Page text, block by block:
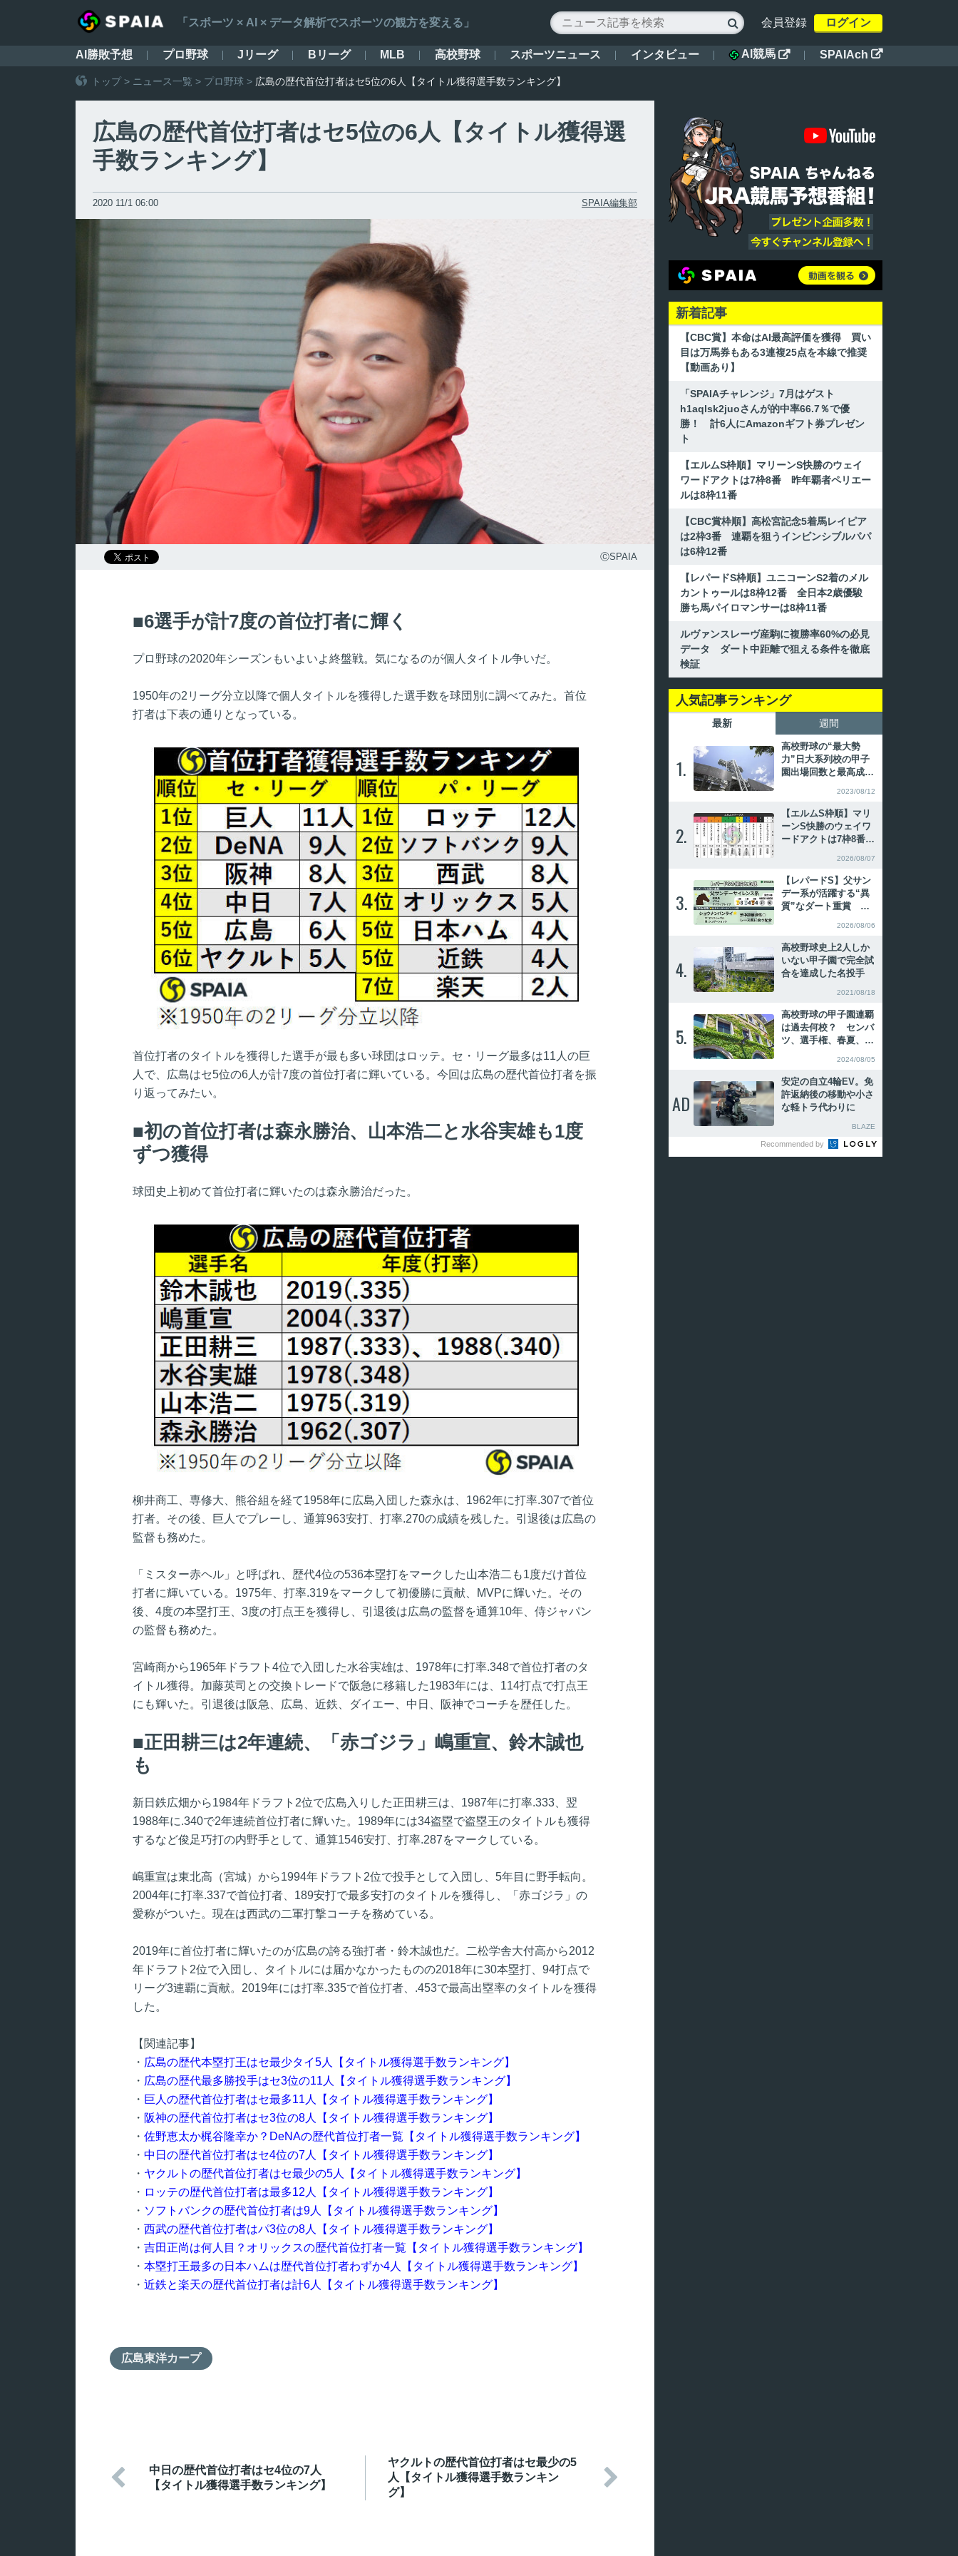
「スポーツ × AI × データ解析でスポーツの観方を変える」  会員登録 ログイン
AI勝敗予想 プロ野球 Jリーグ Bリーグ MLB 高校野球 スポーツニュース インタビュー AI競馬  SPAIAch 
トップ> ニュース一覧 > プロ野球 > 広島の歴代首位打者はセ5位の6人【タイトル獲得選手数ランキング】
広島の歴代首位打者はセ5位の6人【タイトル獲得選
手数ランキング】
2020 11/1 06:00 SPAIA編集部
ⒸSPAIA
6選手が計7度の首位打者に輝く
プロ野球の2020年シーズンもいよいよ終盤戦。気になるのが個人タイトル争いだ。
1950年の2リーグ分立以降で個人タイトルを獲得した選手数を球団別に調べてみた。首位
打者は下表の通りとなっている。
首位打者のタイトルを獲得した選手が最も多い球団はロッテ。セ・リーグ最多は11人の巨
人で、広島はセ5位の6人が計7度の首位打者に輝いている。今回は広島の歴代首位打者を振
り返ってみたい。
初の首位打者は森永勝治、山本浩二と水谷実雄も1度
ずつ獲得
球団史上初めて首位打者に輝いたのは森永勝治だった。
柳井商工、専修大、熊谷組を経て1958年に広島入団した森永は、1962年に打率.307で首位
打者。その後、巨人でプレーし、通算963安打、打率.270の成績を残した。引退後は広島の
監督も務めた。
「ミスター赤ヘル」と呼ばれ、歴代4位の536本塁打をマークした山本浩二も1度だけ首位
打者に輝いている。1975年、打率.319をマークして初優勝に貢献、MVPに輝いた。その
後、4度の本塁打王、3度の打点王を獲得し、引退後は広島の監督を通算10年、侍ジャパン
の監督も務めた。
宮崎商から1965年ドラフト4位で入団した水谷実雄は、1978年に打率.348で首位打者のタ
イトル獲得。加藤英司との交換トレードで阪急に移籍した1983年には、114打点で打点王
にも輝いた。引退後は阪急、広島、近鉄、ダイエー、中日、阪神でコーチを歴任した。
正田耕三は2年連続、「赤ゴジラ」嶋重宣、鈴木誠也
も
新日鉄広畑から1984年ドラフト2位で広島入りした正田耕三は、1987年に打率.333、翌
1988年に.340で2年連続首位打者に輝いた。1989年には34盗塁で盗塁王のタイトルも獲得
するなど俊足巧打の内野手として、通算1546安打、打率.287をマークしている。
嶋重宣は東北高（宮城）から1994年ドラフト2位で投手として入団し、5年目に野手転向。
2004年に打率.337で首位打者、189安打で最多安打のタイトルを獲得し、「赤ゴジラ」の
愛称がついた。現在は西武の二軍打撃コーチを務めている。
2019年に首位打者に輝いたのが広島の誇る強打者・鈴木誠也だ。二松学舎大付高から2012
年ドラフト2位で入団し、タイトルには届かなかったものの2018年に30本塁打、94打点で
リーグ3連覇に貢献。2019年には打率.335で首位打者、.453で最高出塁率のタイトルを獲得
した。
【関連記事】
・ 広島の歴代本塁打王はセ最少タイ5人【タイトル獲得選手数ランキング】
・ 広島の歴代最多勝投手はセ3位の11人【タイトル獲得選手数ランキング】
・ 巨人の歴代首位打者はセ最多11人【タイトル獲得選手数ランキング】
・ 阪神の歴代首位打者はセ3位の8人【タイトル獲得選手数ランキング】
・ 佐野恵太か梶谷隆幸か？DeNAの歴代首位打者一覧【タイトル獲得選手数ランキング】
・ 中日の歴代首位打者はセ4位の7人【タイトル獲得選手数ランキング】
・ ヤクルトの歴代首位打者はセ最少の5人【タイトル獲得選手数ランキング】
・ ロッテの歴代首位打者は最多12人【タイトル獲得選手数ランキング】
・ ソフトバンクの歴代首位打者は9人【タイトル獲得選手数ランキング】
・ 西武の歴代首位打者はパ3位の8人【タイトル獲得選手数ランキング】
・ 吉田正尚は何人目？オリックスの歴代首位打者一覧【タイトル獲得選手数ランキング】
・ 本塁打王最多の日本ハムは歴代首位打者わずか4人【タイトル獲得選手数ランキング】
・ 近鉄と楽天の歴代首位打者は計6人【タイトル獲得選手数ランキング】
広島東洋カープ

中日の歴代首位打者はセ4位の7人
【タイトル獲得選手数ランキング】
ヤクルトの歴代首位打者はセ最少の5
人【タイトル獲得選手数ランキン
グ】

新着記事
【CBC賞】本命はAI最高評価を獲得 買い
目は万馬券もある3連複25点を本線で推奨
【動画あり】
「SPAIAチャレンジ」7月はゲスト
h1aqlsk2juoさんが的中率66.7％で優
勝！ 計6人にAmazonギフト券プレゼン
ト
【エルムS枠順】マリーンS快勝のウェイ
ワードアクトは7枠8番 昨年覇者ペリエー
ルは8枠11番
【CBC賞枠順】高松宮記念5着馬レイピア
は2枠3番 連覇を狙うインビンシブルパパ
は6枠12番
【レパードS枠順】ユニコーンS2着のメル
カントゥールは8枠12番 全日本2歳優駿
勝ち馬パイロマンサーは8枠11番
ルヴァンスレーヴ産駒に複勝率60%の必見
データ ダート中距離で狙える条件を徹底
検証
人気記事ランキング
最新 週間
1.
高校野球の“最大勢
力”日大系列校の甲子
園出場回数と最高成
2023/08/12
2.
【エルムS枠順】マリ
ーンS快勝のウェイワ
ードアクトは7枠8番
2026/08/07
3.
【レパードS】父サン
デー系が活躍する“異
質”なダート重賞 傾
2026/08/06
4.
高校野球史上2人しか
いない甲子園で完全試
合を達成した名投手
2021/08/18
5.
高校野球の甲子園連覇
は過去何校？ センバ
ツ、選手権、春夏、夏
2024/08/05
AD
安定の自立4輪EV。免
許返納後の移動や小さ
な軽トラ代わりに
BLAZE
Recommended by